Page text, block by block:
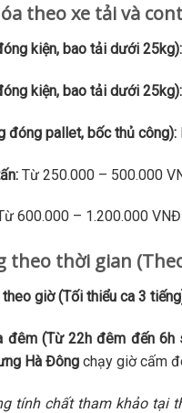
theo xe tải và
kiện, bao tải dưới 25kg):
kiện, bao tải dưới 25kg):
đóng pallet, bốc thủ công):
Từ 250.000 – 500.000
600.000 – 1.200.000
theo thời gian
giờ (Tối thiểu ca 3
đêm (Từ 22h đêm đến 6h
Hà Đôngchạy giờ cấm
tính chất tham khảo tại